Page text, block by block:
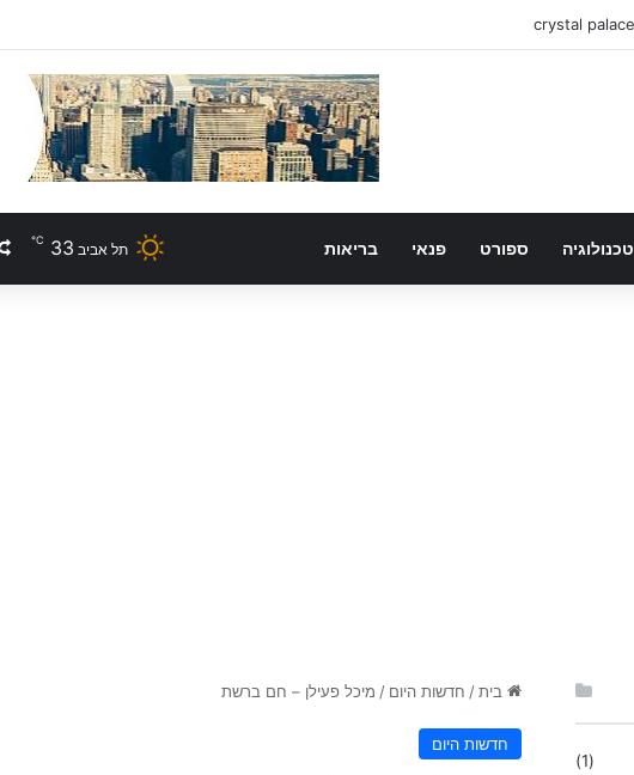
טכנולוגיה ספורט פנאי בריאות תל אביב 33
℃
בית / חדשות היום / מיכל פעילן – חם ברשת
חדשות היום
(1)